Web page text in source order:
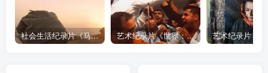
社会生活纪录片《马加拉 Makala》下载 艺术纪录片《世界：新吉普赛之王 This World: The New Gypsy Kings》下载